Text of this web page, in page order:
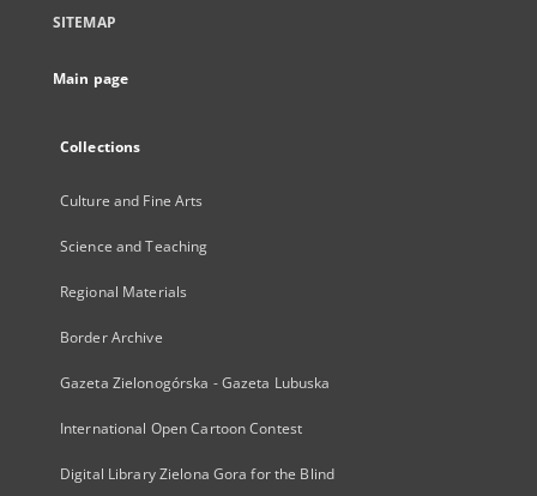
SITEMAP
Main page
Collections
Culture and Fine Arts
Science and Teaching
Regional Materials
Border Archive
Gazeta Zielonogórska - Gazeta Lubuska
International Open Cartoon Contest
Digital Library Zielona Gora for the Blind